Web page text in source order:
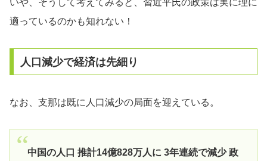
いや、そうして考えてみると、習近平氏の政策は実に理に
適っているのかも知れない！
人口減少で経済は先細り
なお、支那は既に人口減少の局面を迎えている。
中国の人口 推計14億828万人に 3年連続で減少 政